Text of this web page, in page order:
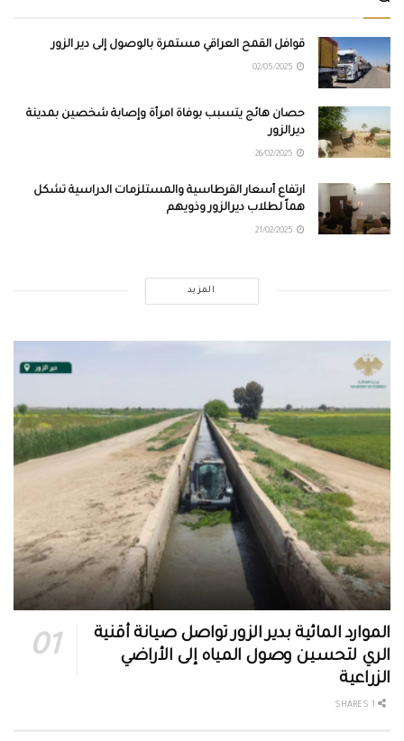
قوافل القمح العراقي مستمرة بالوصول إلى دير الزور
حصان هائج يتسبب بوفاة امرأة وإصابة شخصين بمدينة
ديرالزور
ارتفاع أسعار القرطاسية والمستلزمات الدراسية تشكل
هماً لطلاب ديرالزور وذويهم
المزيد
الموارد المائية بدير الزور تواصل صيانة أقنية
الري لتحسين وصول المياه إلى الأراضي
الزراعية